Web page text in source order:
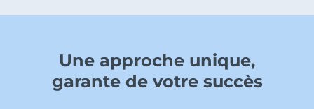
Une approche unique,
garante de votre succès